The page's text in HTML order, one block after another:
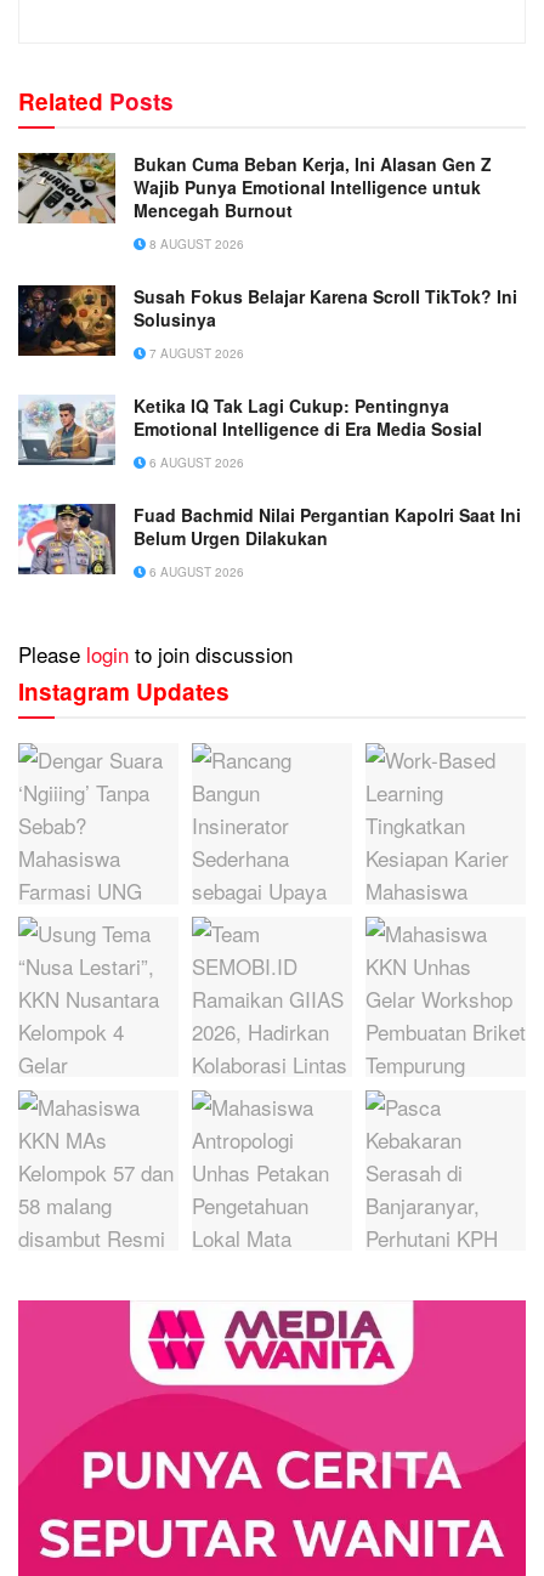
Related Posts
Bukan Cuma Beban Kerja, Ini Alasan Gen Z
Wajib Punya Emotional Intelligence untuk
Mencegah Burnout
8 AUGUST 2026
Susah Fokus Belajar Karena Scroll TikTok? Ini
Solusinya
7 AUGUST 2026
Ketika IQ Tak Lagi Cukup: Pentingnya
Emotional Intelligence di Era Media Sosial
6 AUGUST 2026
Fuad Bachmid Nilai Pergantian Kapolri Saat Ini
Belum Urgen Dilakukan
6 AUGUST 2026
Please login to join discussion
Instagram Updates